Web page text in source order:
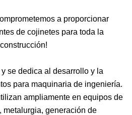
a proporcionar
de cojinetes para toda la
se dedica al desarrollo y la
para maquinaria de ingeniería.
ampliamente en equipos de
metalurgia, generación de